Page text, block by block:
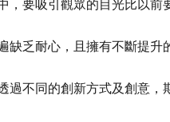
，要吸引觀眾的目光比以前
缺乏耐心，且擁有不斷提升
過不同的創新方式及創意